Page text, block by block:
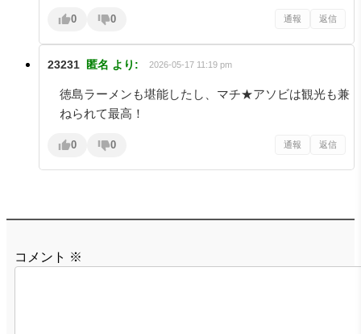
0 0 通報 返信
23231 匿名 より: 2026-05-17 11:19 pm
徳島ラーメンも堪能したし、マチ★アソビは観光も兼
ねられて最高！
0 0 通報 返信
コメント ※